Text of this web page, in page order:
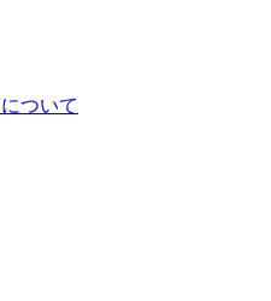
ついて